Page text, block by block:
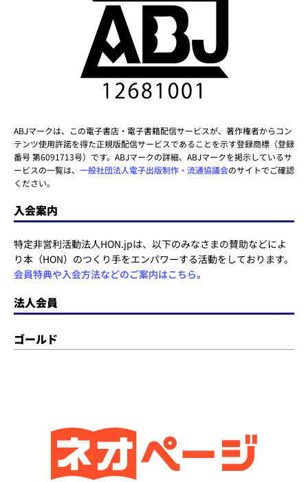
ABJマークは、この電子書店・電子書籍配信サービスが、著作権者からコン
テンツ使用許諾を得た正規版配信サービスであることを示す登録商標（登録
番号 第6091713号）です。ABJマークの詳細、ABJマークを掲示しているサ
ービスの一覧は、 一般社団法人電子出版制作・流通協議会のサイトでご確認
ください。
入会案内
特定非営利活動法人HON.jpは、以下のみなさまの賛助などによ
り本（HON）のつくり手をエンパワーする活動をしております。
会員特典や入会方法などのご案内はこちら。
法人会員
ゴールド